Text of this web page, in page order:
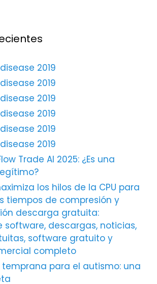
2019
2019
2019
2019
2019
2019
Trade AI 2025: ¿Es una
los hilos de la CPU para
tiempos de compresión y
descarga gratuita:
software, descargas, noticias,
software gratuito y
completo
para el autismo: una